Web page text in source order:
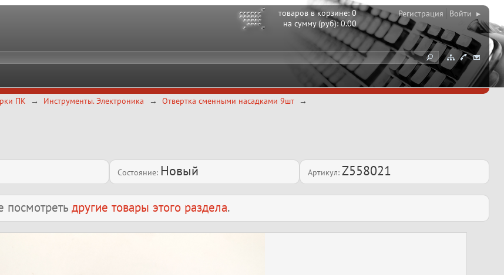
товаров в корзине:0
на сумму (руб):0.00
Регистрация Войти ▸
ПК Инструменты. Электроника Отвертка сменными насадками 9шт
Состояние: Новый Артикул: Z558021
посмотреть другие товары этого раздела.